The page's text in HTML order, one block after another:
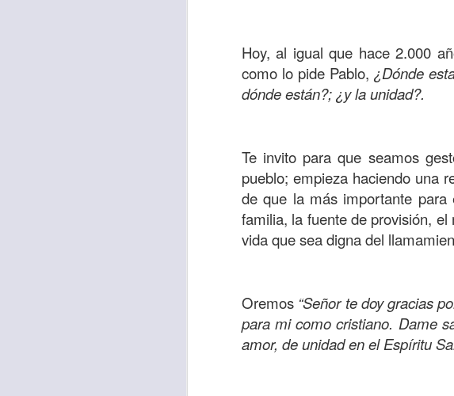
Hoy, al igual que hace 2.000
como lo pide Pablo, ¿Dónde
dónde están?; ¿y la unidad?.
Te invito para que seamos
pueblo; empieza haciendo una
de que la más importante
familia, la fuente de provisión,
vida que sea digna del
Oremos “Señor te doy gracias
para mi como cristiano. Dame
amor, de unidad en el Espíritu
sincero, real. Bendigo a mi
nombre de Jesús. Amén”.
Ubicación:
Etiquetas: biblia CRISTO devocional
JCQPASTOR JESÚS juan c